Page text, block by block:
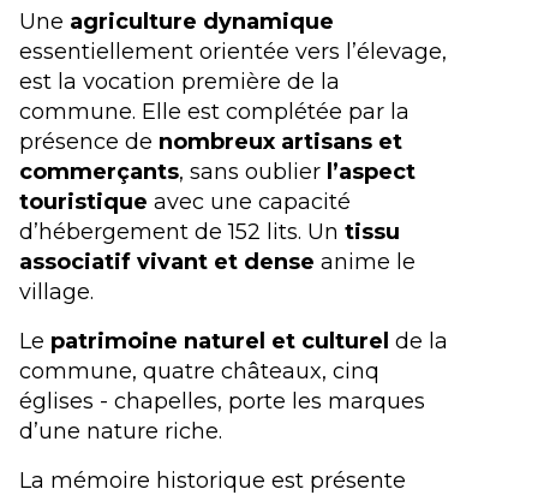
Une agriculture dynamique
essentiellement orientée vers l’élevage,
est la vocation première de la
commune. Elle est complétée par la
présence de nombreux artisans et
commerçants, sans oublier l’aspect
touristique avec une capacité
d’hébergement de 152 lits. Un tissu
associatif vivant et dense anime le
village.
Le patrimoine naturel et culturel de la
commune, quatre châteaux, cinq
églises - chapelles, porte les marques
d’une nature riche.
La mémoire historique est présente